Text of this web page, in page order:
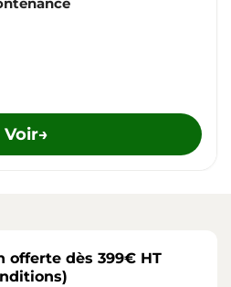
Voir→
offerte dès 399€ HT